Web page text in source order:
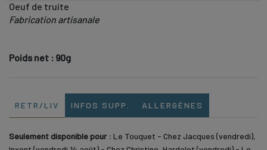
Oeuf de truite
Fabrication artisanale
Poids net : 90g
RETR/LIV INFOS SUPP. ALLERGÈNES
Seulement disponible pour : Le Touquet - Chez Jacques (vendredi),